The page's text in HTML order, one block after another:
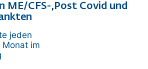
ME/CFS-,Post Covid und
jeden
im